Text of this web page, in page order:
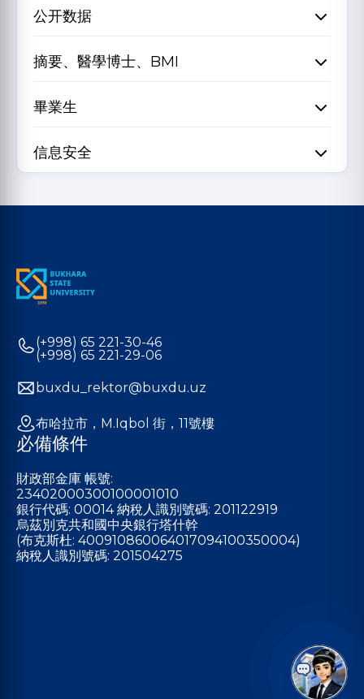
公开数据
摘要、醫學博士、BMI
畢業生
信息安全
(+998) 65 221-30-46
(+998) 65 221-29-06
buxdu_rektor@buxdu.uz
布哈拉市，M.Iqbol 街，11號樓
必備條件
財政部金庫 帳號:
23402000300100001010
銀行代碼: 00014 納稅人識別號碼: 201122919
烏茲別克共和國中央銀行塔什幹
(布克斯杜: 400910860064017094100350004)
納稅人識別號碼: 201504275